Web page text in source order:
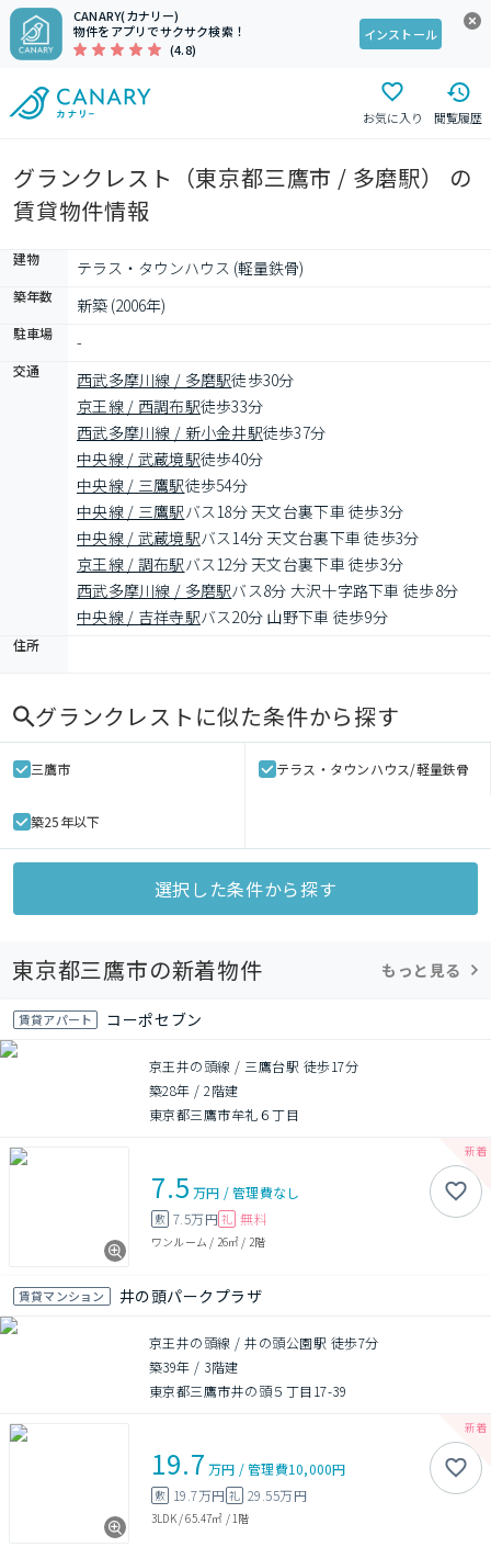
CANARY(カナリー)
物件をアプリでサクサク検索！
(4.8)
インストール
お気に入り 閲覧履歴
グランクレスト（東京都三鷹市 / 多磨駅） の
賃貸物件情報
建物 テラス・タウンハウス (軽量鉄骨)
築年数 新築 (2006年)
駐車場 -
交通 西武多摩川線 / 多磨駅徒歩30分
京王線 / 西調布駅徒歩33分
西武多摩川線 / 新小金井駅徒歩37分
中央線 / 武蔵境駅徒歩40分
中央線 / 三鷹駅徒歩54分
中央線 / 三鷹駅バス18分 天文台裏下車 徒歩3分
中央線 / 武蔵境駅バス14分 天文台裏下車 徒歩3分
京王線 / 調布駅バス12分 天文台裏下車 徒歩3分
西武多摩川線 / 多磨駅バス8分 大沢十字路下車 徒歩8分
中央線 / 吉祥寺駅バス20分 山野下車 徒歩9分
住所
グランクレスト に似た条件から探す
三鷹市 テラス・タウンハウス/軽量鉄骨
築25年以下
選択した条件から探す
東京都三鷹市の新着物件 もっと見る
賃貸アパート コーポセブン
京王井の頭線 / 三鷹台駅 徒歩17分
築28年 /2階建
東京都三鷹市牟礼６丁目
7.5 万円 /管理費なし
敷 7.5万円 礼 無料
ワンルーム / 26㎡ / 2階
賃貸マンション 井の頭パークプラザ
京王井の頭線 / 井の頭公園駅 徒歩7分
築39年 / 3階建
東京都三鷹市井の頭５丁目17-39
19.7 万円 /管理費10,000円
敷 19.7万円 礼 29.55万円
3LDK/65.47㎡ / 1階